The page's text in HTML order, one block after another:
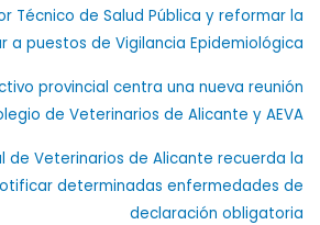
Técnico de Salud Pública y reformar la
a puestos de Vigilancia Epidemiológica
provincial centra una nueva reunión
de Veterinarios de Alicante y AEVA
de Veterinarios de Alicante recuerda la
determinadas enfermedades de
declaración obligatoria